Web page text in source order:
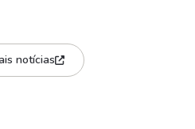
notícias